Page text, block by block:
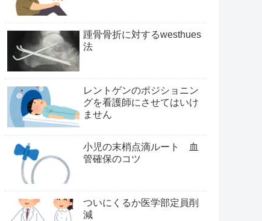
踵骨骨折に対するwesthues
法
レントゲンのポジショニン
グを看護師にさせてはいけ
ません
小児の末梢点滴ルート 血
管確保のコツ
ついにくるか医学部定員削
減